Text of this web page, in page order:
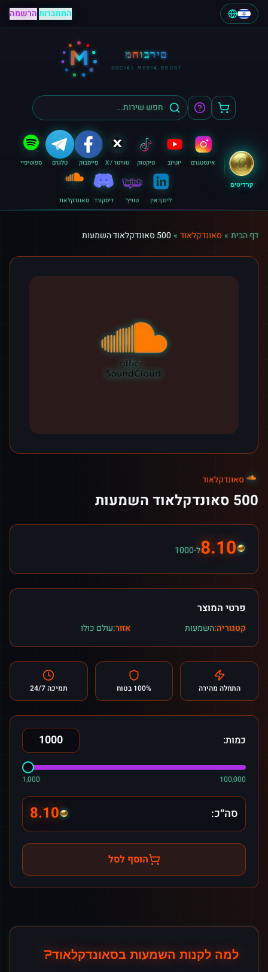
התחברות|הרשמה
M מחוברים
SOCIAL MEDIA BOOST
קרדיטים
אינסטגרם יוטיוב טיקטוק טוויטר / X פייסבוק טלגרם ספוטיפיי
לינקדאין טוויץ׳ דיסקורד סאונדקלאוד
דף הבית » סאונדקלאוד » 500 סאונדקלאוד השמעות
סאונדקלאוד
500 סאונדקלאוד השמעות
8.10ל-1000
פרטי המוצר
קטגוריה:השמעות אזור:עולם כולו
התחלה מהירה 100% בטוח תמיכה 24/7
כמות:
1,000 100,000
סה״כ: 8.10
הוסף לסל
למה לקנות השמעות בסאונדקלאוד?